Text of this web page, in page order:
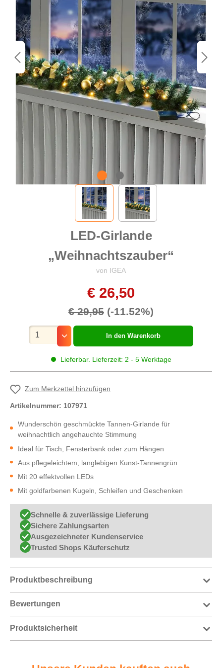
LED-Girlande
„Weihnachtszauber“
von IGEA
€ 26,50
€ 29,95 (-11.52%)
Lieferbar. Lieferzeit: 2 - 5 Werktage
Mengenauswahl
In den Warenkorb
Zum Merkzettel hinzufügen
Artikelnummer: 107971
Wunderschön geschmückte Tannen-Girlande für
weihnachtlich angehauchte Stimmung
Ideal für Tisch, Fensterbank oder zum Hängen
Aus pflegeleichtem, langlebigen Kunst-Tannengrün
Mit 20 effektvollen LEDs
Mit goldfarbenen Kugeln, Schleifen und Geschenken
Schnelle & zuverlässige Lieferung
Sichere Zahlungsarten
Ausgezeichneter Kundenservice
Trusted Shops Käuferschutz
Produktbeschreibung
Bewertungen
Produktsicherheit